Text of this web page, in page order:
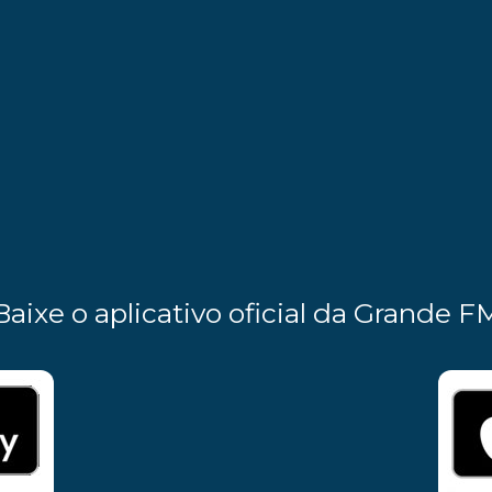
o aplicativo oficial da Grande